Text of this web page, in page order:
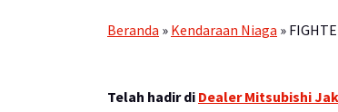
Beranda » Kendaraan Niaga »
Telah hadir di Dealer Mitsubishi